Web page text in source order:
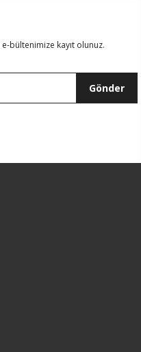
bültenimize kayıt olunuz.
Gönder